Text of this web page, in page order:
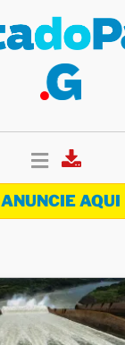
ANUNCIE AQUI